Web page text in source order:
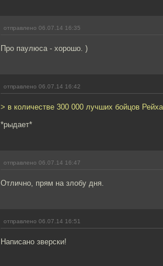
отправлено 06.07.14 16:35
Про паулюса - хорошо. )
отправлено 06.07.14 16:42
> в количестве 300 000 лучших бойцов
*рыдает*
отправлено 06.07.14 16:47
Отлично, прям на злобу дня.
отправлено 06.07.14 16:51
Написано зверски!